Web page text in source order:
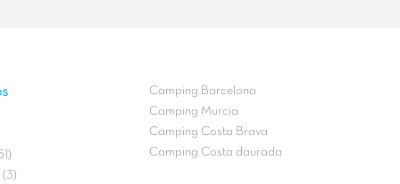
Camping Barcelona
Camping Murcia
Camping Costa Brava
Camping Costa daurada